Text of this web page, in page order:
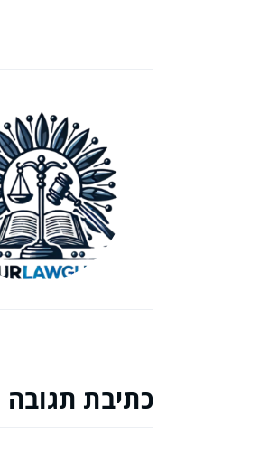
כתיבת תגובה